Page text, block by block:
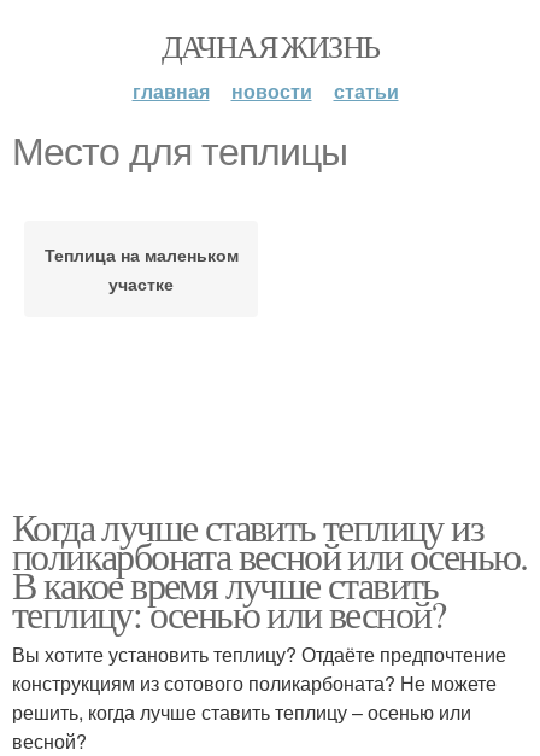
ДАЧНАЯ ЖИЗНЬ
главная новости статьи
Место для теплицы
Теплица на маленьком
участке
Когда лучше ставить теплицу из
поликарбоната весной или осенью.
В какое время лучше ставить
теплицу: осенью или весной?
Вы хотите установить теплицу? Отдаёте предпочтение
конструкциям из сотового поликарбоната? Не можете
решить, когда лучше ставить теплицу – осенью или
весной?